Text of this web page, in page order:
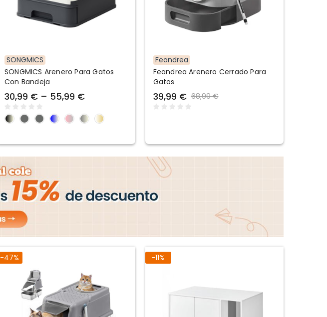
SONGMICS
SONGMICS Arenero Para Gatos
Con Bandeja
30,99 € – 55,99 €
Feandrea
Feandrea Arenero Cerrado Para
Gatos
39,99 € 68,99 €
-47% -11%